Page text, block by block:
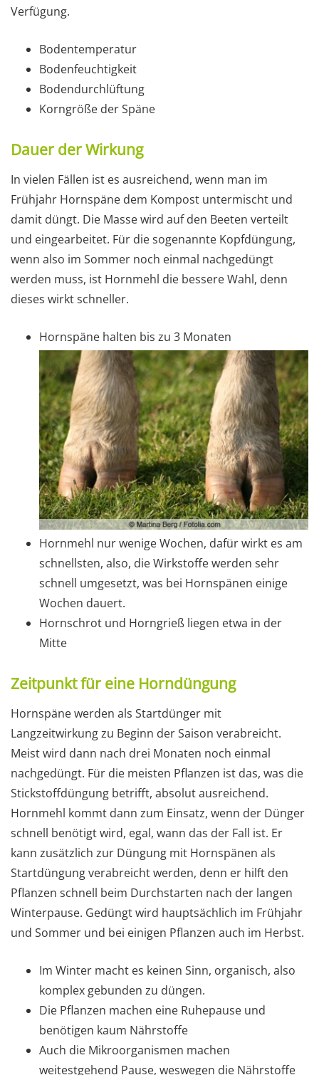
Verfügung.
Bodentemperatur
Bodenfeuchtigkeit
Bodendurchlüftung
Korngröße der Späne
Dauer der Wirkung
In vielen Fällen ist es ausreichend, wenn man im
Frühjahr Hornspäne dem Kompost untermischt und
damit düngt. Die Masse wird auf den Beeten verteilt
und eingearbeitet. Für die sogenannte Kopfdüngung,
wenn also im Sommer noch einmal nachgedüngt
werden muss, ist Hornmehl die bessere Wahl, denn
dieses wirkt schneller.
Hornspäne halten bis zu 3 Monaten
Hornmehl nur wenige Wochen, dafür wirkt es am
schnellsten, also, die Wirkstoffe werden sehr
schnell umgesetzt, was bei Hornspänen einige
Wochen dauert.
Hornschrot und Horngrieß liegen etwa in der
Mitte
Zeitpunkt für eine Horndüngung
Hornspäne werden als Startdünger mit
Langzeitwirkung zu Beginn der Saison verabreicht.
Meist wird dann nach drei Monaten noch einmal
nachgedüngt. Für die meisten Pflanzen ist das, was die
Stickstoffdüngung betrifft, absolut ausreichend.
Hornmehl kommt dann zum Einsatz, wenn der Dünger
schnell benötigt wird, egal, wann das der Fall ist. Er
kann zusätzlich zur Düngung mit Hornspänen als
Startdüngung verabreicht werden, denn er hilft den
Pflanzen schnell beim Durchstarten nach der langen
Winterpause. Gedüngt wird hauptsächlich im Frühjahr
und Sommer und bei einigen Pflanzen auch im Herbst.
Im Winter macht es keinen Sinn, organisch, also
komplex gebunden zu düngen.
Die Pflanzen machen eine Ruhepause und
benötigen kaum Nährstoffe
Auch die Mikroorganismen machen
weitestgehend Pause, weswegen die Nährstoffe